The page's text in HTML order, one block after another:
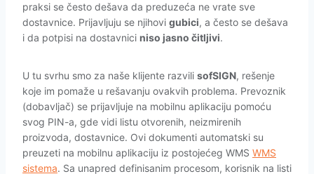
praksi se često dešava da preduzeća ne vrate sve
dostavnice. Prijavljuju se njihovi gubici, a često se dešava
i da potpisi na dostavnici niso jasno čitljivi.
U tu svrhu smo za naše klijente razvili sofSIGN, rešenje
koje im pomaže u rešavanju ovakvih problema. Prevoznik
(dobavljač) se prijavljuje na mobilnu aplikaciju pomoću
svog PIN-a, gde vidi listu otvorenih, neizmirenih
proizvoda, dostavnice. Ovi dokumenti automatski su
preuzeti na mobilnu aplikaciju iz postojećeg WMS WMS
sistema. Sa unapred definisanim procesom, korisnik na listi